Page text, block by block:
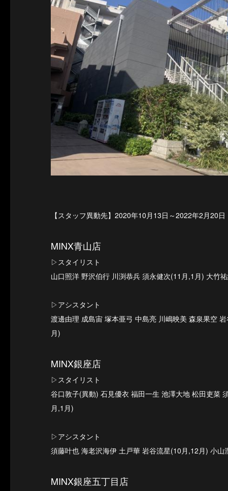
【スタッフ異動先】2020年10月13日～2022年2月20日
MINX青山店
▷スタイリスト
山口照洋 野沢伯行 川渕恭兵 須永健次(11月,1月) 大竹
▷アシスタント
渡邊由理 成島宙 塚本亜弓 中島亮 川嶋映美 森泉果空
月)
MINX銀座店
▷スタイリスト
谷口敦子(異動) 石見優衣 福田一生 池澤大地 松田吏菜
月,1月)
▷アシスタント
須藤叶也 海老沢海伊 土戸華 岩谷流星(10月,12月) 小山
MINX銀座五丁目店